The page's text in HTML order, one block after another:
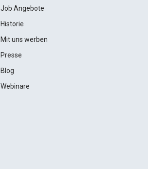
Job Angebote
Historie
Mit uns werben
Presse
Blog
Webinare